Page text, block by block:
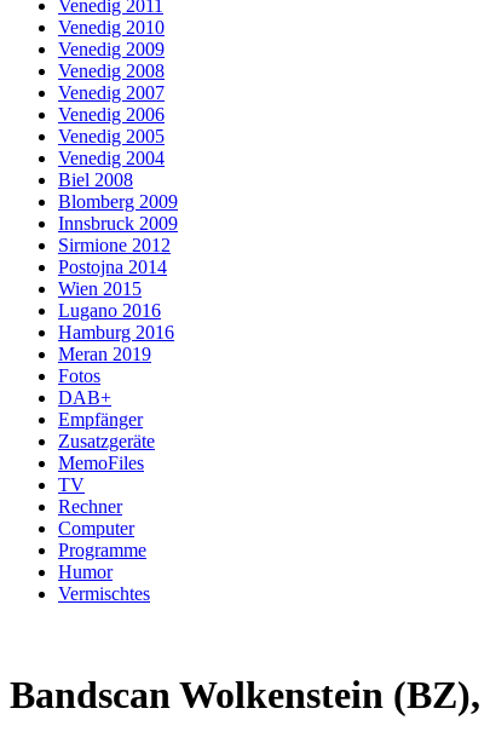
Venedig 2011
Venedig 2010
Venedig 2009
Venedig 2008
Venedig 2007
Venedig 2006
Venedig 2005
Venedig 2004
Biel 2008
Blomberg 2009
Innsbruck 2009
Sirmione 2012
Postojna 2014
Wien 2015
Lugano 2016
Hamburg 2016
Meran 2019
Fotos
DAB+
Empfänger
Zusatzgeräte
MemoFiles
TV
Rechner
Computer
Programme
Humor
Vermischtes
Bandscan Wolkenstein